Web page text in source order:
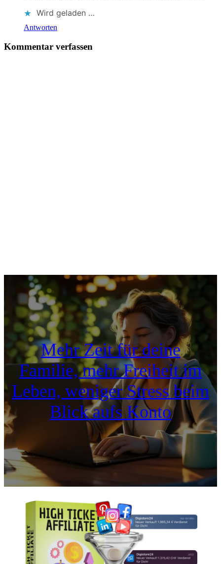
Wird geladen …
Antworten
Kommentar verfassen
Mehr Zeit für deine
Familie, mehr Freiheit im
Leben, weniger Stress beim
Blick aufs Konto